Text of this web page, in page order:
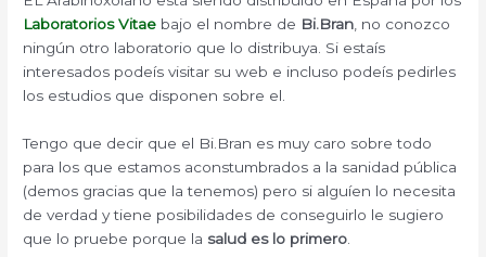
Laboratorios Vitae bajo el nombre de Bi.Bran , no conozco
ningún otro laboratorio que lo distribuya. Si estaís
interesados podeís visitar su web e incluso podeís pedirles
los estudios que disponen sobre el.
Tengo que decir que el Bi.Bran es muy caro sobre todo
para los que estamos aconstumbrados a la sanidad pública
(demos gracias que la tenemos) pero si alguíen lo necesita
de verdad y tiene posibilidades de conseguirlo le sugiero
que lo pruebe porque la salud es lo primero